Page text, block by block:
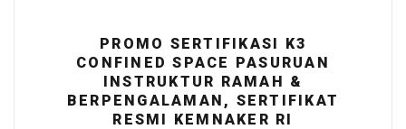
PROMO SERTIFIKASI K3
CONFINED SPACE PASURUAN
INSTRUKTUR RAMAH &
BERPENGALAMAN, SERTIFIKAT
RESMI KEMNAKER RI